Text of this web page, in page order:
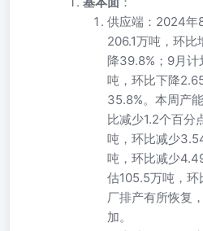
供应端：2024年
206.1万吨，环比
降39.8%；9月计
吨，环比下降
35.8%。本周产
比减少1.2个百分
吨，环比减少
吨，环比减少
估105.5万吨，
厂排产有所恢复
加。